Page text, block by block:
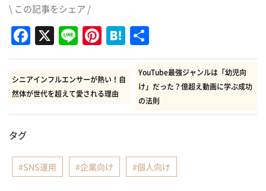
\ この記事をシェア /
Facebook
X LinePinterest
Hatena
有
シニアインフルエンサーが熱い！自
然体が世代を超えて愛される理由
YouTube最強ジャンルは「幼児向
け」だった？億超え動画に学ぶ成功
の法則
タグ
SNS運用 企業向け 個人向け